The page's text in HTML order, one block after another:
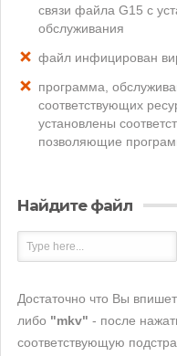
связи файла G15 с
обслуживания
файл инфицирован
программа,
соответствующих
установлены
позволяющие
Найдите файл
Достаточно что Вы
либо "mkv" - после
соответствующую